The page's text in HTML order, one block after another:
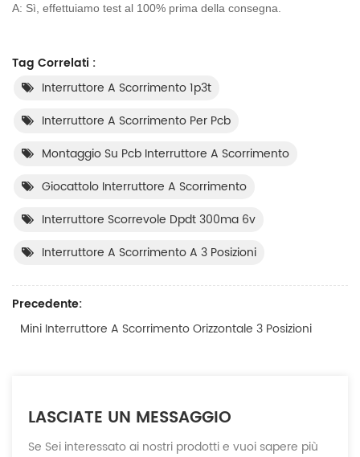
A: Sì, effettuiamo test al 100% prima della consegna.
Tag Correlati :
Interruttore A Scorrimento 1p3t
Interruttore A Scorrimento Per Pcb
Montaggio Su Pcb Interruttore A Scorrimento
Giocattolo Interruttore A Scorrimento
Interruttore Scorrevole Dpdt 300ma 6v
Interruttore A Scorrimento A 3 Posizioni
Precedente:
Mini Interruttore A Scorrimento Orizzontale 3 Posizioni
LASCIATE UN MESSAGGIO
Se Sei interessato ai nostri prodotti e vuoi sapere più